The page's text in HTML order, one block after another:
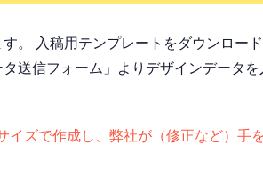
。 入稿用テンプレートをダウンロー
送信フォーム」よりデザインデータ
ズで作成し、弊社が（修正など）